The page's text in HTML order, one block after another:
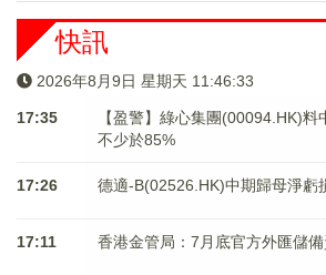
快訊
2026年8月9日 星期天 11:46:33
17:35
【盈警】綠心集團(00094.HK)
不少於85%
17:26 德適-B(02526.HK)中期歸母淨虧
17:11 香港金管局：7月底官方外匯儲